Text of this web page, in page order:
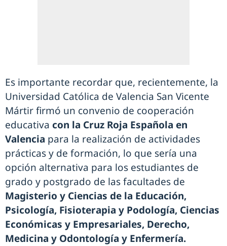
Es importante recordar que, recientemente, la
Universidad Católica de Valencia San Vicente
Mártir firmó un convenio de cooperación
educativa con la Cruz Roja Española en
Valencia para la realización de actividades
prácticas y de formación, lo que sería una
opción alternativa para los estudiantes de
grado y postgrado de las facultades de
Magisterio y Ciencias de la Educación,
Psicología, Fisioterapia y Podología, Ciencias
Económicas y Empresariales, Derecho,
Medicina y Odontología y Enfermería.